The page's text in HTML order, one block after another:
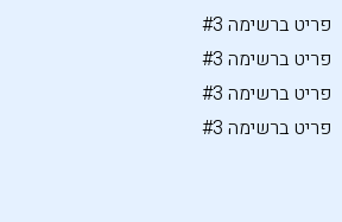
פריט ברשימה #3
פריט ברשימה #3
פריט ברשימה #3
פריט ברשימה #3